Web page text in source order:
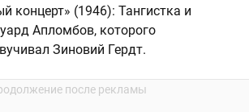
концерт» (1946): Тангистка и
Апломбов, которого
Зиновий Гердт.